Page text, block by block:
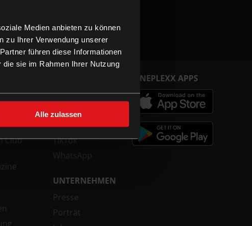
Medien anbieten zu können
zu Ihrer Verwendung unserer
führen diese Informationen
sie im Rahmen Ihrer Nutzung
Alle zulassen
Info
Club
Facebook
Instagram
YouTube
TikTok
WhatsApp
UNTERNEHMEN
Presse
Porträt
CINEPLEXX APPS